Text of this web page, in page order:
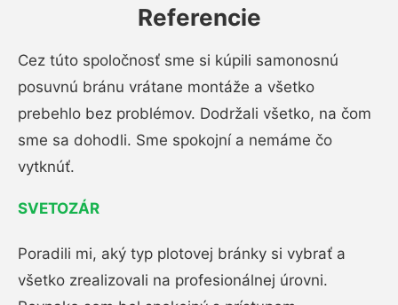
Referencie
Cez túto spoločnosť sme si kúpili samonosnú
posuvnú bránu vrátane montáže a všetko
prebehlo bez problémov. Dodržali všetko, na čom
sme sa dohodli. Sme spokojní a nemáme čo
vytknúť.
SVETOZÁR
Poradili mi, aký typ plotovej bránky si vybrať a
všetko zrealizovali na profesionálnej úrovni.